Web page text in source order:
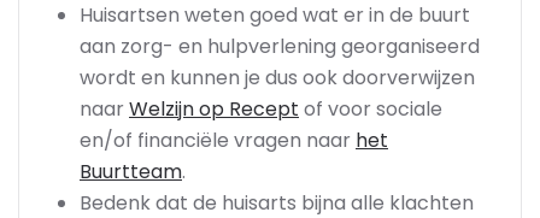
Huisartsen weten goed wat er in de buurt
aan zorg- en hulpverlening georganiseerd
wordt en kunnen je dus ook doorverwijzen
naarWelzijn op Recept of voor sociale
en/of financiële vragen naar het
Buurtteam.
Bedenk dat de huisarts bijna alle klachten